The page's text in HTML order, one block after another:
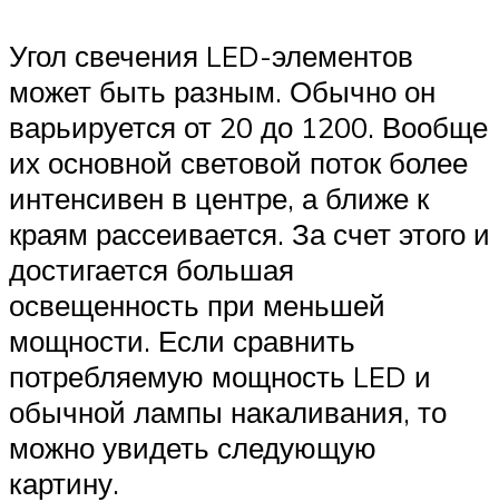
Угол свечения LED-элементов
может быть разным. Обычно он
варьируется от 20 до 1200. Вообще
их основной световой поток более
интенсивен в центре, а ближе к
краям рассеивается. За счет этого и
достигается большая
освещенность при меньшей
мощности. Если сравнить
потребляемую мощность LED и
обычной лампы накаливания, то
можно увидеть следующую
картину.